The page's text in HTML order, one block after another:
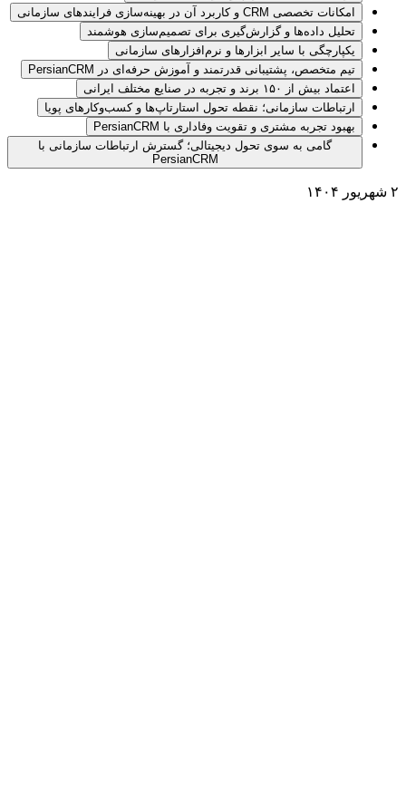
امکانات تخصصی CRM و کاربرد آن در بهینه‌سازی فرایندهای سازمانی
تحلیل داده‌ها و گزارش‌گیری برای تصمیم‌سازی هوشمند
یکپارچگی با سایر ابزارها و نرم‌افزارهای سازمانی
تیم متخصص، پشتیبانی قدرتمند و آموزش حرفه‌ای در PersianCRM
اعتماد بیش از ۱۵۰ برند و تجربه در صنایع مختلف ایرانی
ارتباطات سازمانی؛ نقطه تحول استارتاپ‌ها و کسب‌وکارهای پویا
بهبود تجربه مشتری و تقویت وفاداری با PersianCRM
گامی به سوی تحول دیجیتالی؛ گسترش ارتباطات سازمانی با
PersianCRM
۲ شهریور ۱۴۰۴